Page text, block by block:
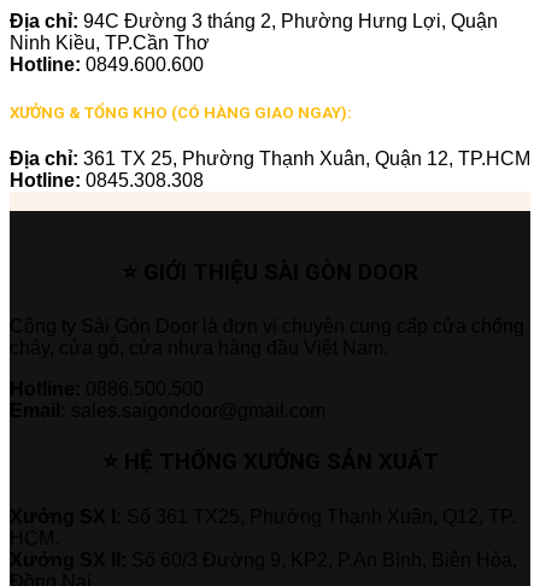
Địa chỉ: 94C Đường 3 tháng 2, Phường Hưng Lợi, Quận
Ninh Kiều, TP.Cần Thơ
Hotline: 0849.600.600
XƯỞNG & TỔNG KHO (CÓ HÀNG GIAO NGAY):
Địa chỉ: 361 TX 25, Phường Thạnh Xuân, Quận 12, TP.HCM
Hotline: 0845.308.308